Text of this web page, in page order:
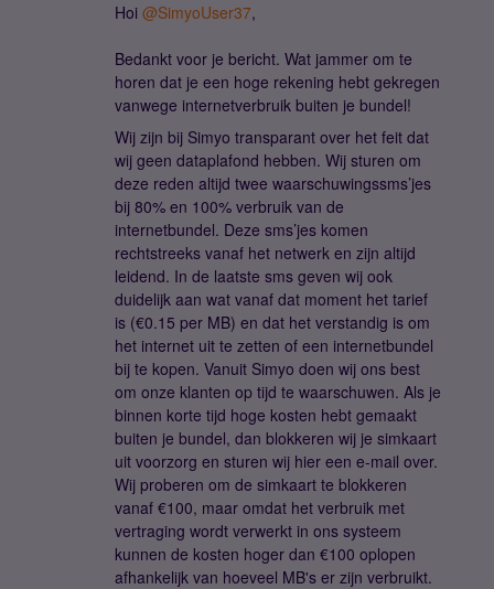
Hoi @SimyoUser37,
Bedankt voor je bericht. Wat jammer om te
horen dat je een hoge rekening hebt gekregen
vanwege internetverbruik buiten je bundel!
Wij zijn bij Simyo transparant over het feit dat
wij geen dataplafond hebben. Wij sturen om
deze reden altijd twee waarschuwingssms’jes
bij 80% en 100% verbruik van de
internetbundel. Deze sms’jes komen
rechtstreeks vanaf het netwerk en zijn altijd
leidend. In de laatste sms geven wij ook
duidelijk aan wat vanaf dat moment het tarief
is (€0.15 per MB) en dat het verstandig is om
het internet uit te zetten of een internetbundel
bij te kopen. Vanuit Simyo doen wij ons best
om onze klanten op tijd te waarschuwen. Als je
binnen korte tijd hoge kosten hebt gemaakt
buiten je bundel, dan blokkeren wij je simkaart
uit voorzorg en sturen wij hier een e-mail over.
Wij proberen om de simkaart te blokkeren
vanaf €100, maar omdat het verbruik met
vertraging wordt verwerkt in ons systeem
kunnen de kosten hoger dan €100 oplopen
afhankelijk van hoeveel MB's er zijn verbruikt.